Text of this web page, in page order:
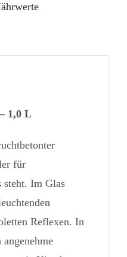
1,0 L
für
steht. Im Glas
Reflexen. In